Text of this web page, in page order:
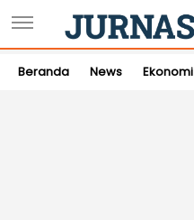
Beranda News Ekonomi